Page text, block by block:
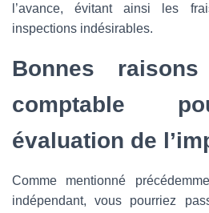
l’avance, évitant ainsi les
inspections indésirables.
Bonnes
comptable
évaluation de
Comme mentionné
indépendant, vous pourriez